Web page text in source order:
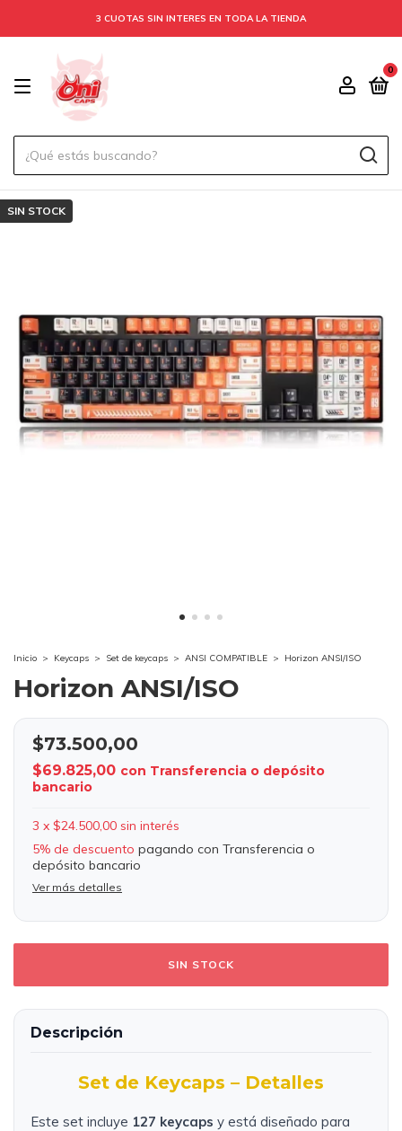
3 CUOTAS SIN INTERES EN TODA LA TIENDA
0
SIN STOCK
Inicio > Keycaps > Set de keycaps > ANSI COMPATIBLE > Horizon ANSI/ISO
Horizon ANSI/ISO
$73.500,00
$69.825,00 con Transferencia o depósito
bancario
3 x $24.500,00 sin interés
5% de descuento pagando con Transferencia o
depósito bancario
Ver más detalles
Descripción
Set de Keycaps – Detalles
Este set incluye 127 keycaps y está diseñado para